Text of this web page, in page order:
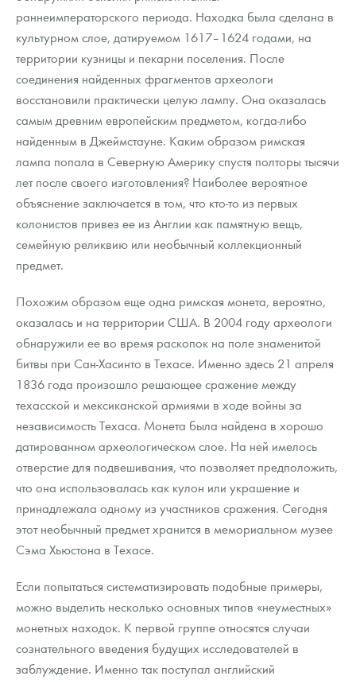
раннеимператорского периода. Находка была сделана в
культурном слое, датируемом 1617–1624 годами, на
территории кузницы и пекарни поселения. После
соединения найденных фрагментов археологи
восстановили практически целую лампу. Она оказалась
самым древним европейским предметом, когда-либо
найденным в Джеймстауне. Каким образом римская
лампа попала в Северную Америку спустя полторы тысячи
лет после своего изготовления? Наиболее вероятное
объяснение заключается в том, что кто-то из первых
колонистов привез ее из Англии как памятную вещь,
семейную реликвию или необычный коллекционный
предмет.
Похожим образом еще одна римская монета, вероятно,
оказалась и на территории США. В 2004 году археологи
обнаружили ее во время раскопок на поле знаменитой
битвы при Сан-Хасинто в Техасе. Именно здесь 21 апреля
1836 года произошло решающее сражение между
техасской и мексиканской армиями в ходе войны за
независимость Техаса. Монета была найдена в хорошо
датированном археологическом слое. На ней имелось
отверстие для подвешивания, что позволяет предположить,
что она использовалась как кулон или украшение и
принадлежала одному из участников сражения. Сегодня
этот необычный предмет хранится в мемориальном музее
Сэма Хьюстона в Техасе.
Если попытаться систематизировать подобные примеры,
можно выделить несколько основных типов «неуместных»
монетных находок. К первой группе относятся случаи
сознательного введения будущих исследователей в
заблуждение. Именно так поступал английский